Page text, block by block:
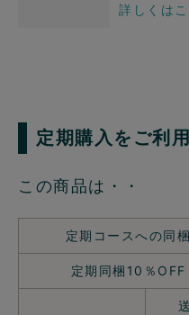
詳しくは
定期購入をご利
この商品は・・
定期コースへの同梱
定期同梱10％OFF